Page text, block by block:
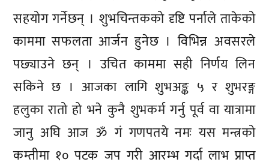
सहयोग गर्नेछन् । शुभचिन्तकको दृष्टि पर्नाले ताकेको
काममा सफलता आर्जन हुनेछ । विभिन्न अवसरले
पछ्याउने छन् । उचित काममा सही निर्णय लिन
सकिने छ । आजका लागि शुभअङ्क ५ र शुभरङ्ग
हलुका रातो हो भने कुनै शुभकर्म गर्नु पूर्व वा यात्रामा
जानु अघि आज ॐ गं गणपतये नमः यस मन्त्रको
कम्तीमा १० पटक जप गरी आरम्भ गर्दा लाभ प्राप्त